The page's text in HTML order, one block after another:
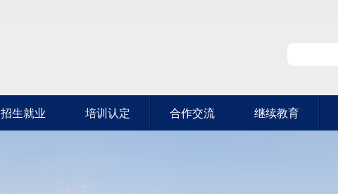
招生就业 培训认定 合作交流 继续教育